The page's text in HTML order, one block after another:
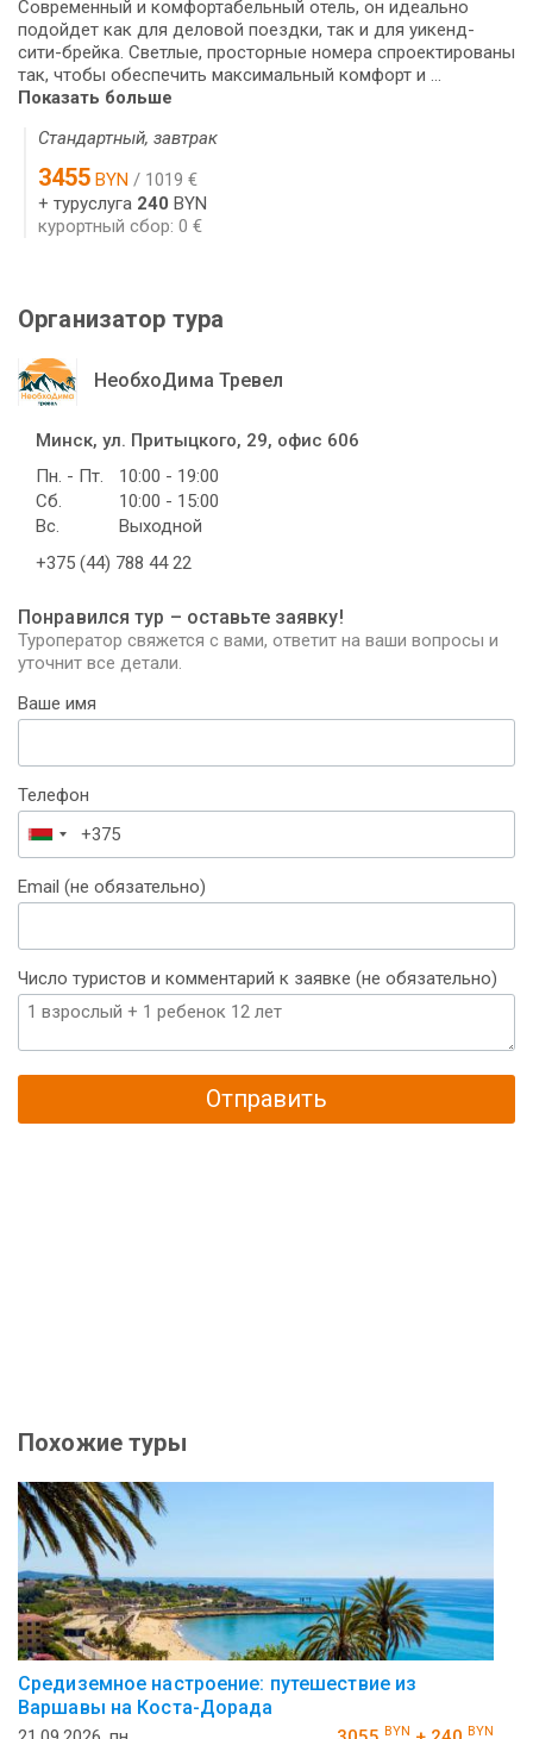
Современный и комфортабельный отель, он идеально
подойдет как для деловой поездки, так и для уикенд-
сити-брейка. Светлые, просторные номера спроектированы
так, чтобы обеспечить максимальный комфорт и ...
Показать больше
Стандартный, завтрак
3455 BYN / 1019 €
+ туруслуга 240 BYN
курортный сбор: 0 €
Организатор тура
НеобхоДима Тревел
Минск, ул. Притыцкого, 29, офис 606
Пн. - Пт.
10:00 - 19:00
Сб.
10:00 - 15:00
Вс.
Выходной
+375 (44) 788 44 22
Понравился тур – оставьте заявку!
Туроператор свяжется с вами, ответит на ваши вопросы и
уточнит все детали.
Ваше имя
Телефон
Беларусь
+375
Email (не обязательно)
Число туристов и комментарий к заявке (не обязательно)
Отправить
Похожие туры
Средиземное настроение: путешествие из
Варшавы на Коста-Дорада
BYN BYN